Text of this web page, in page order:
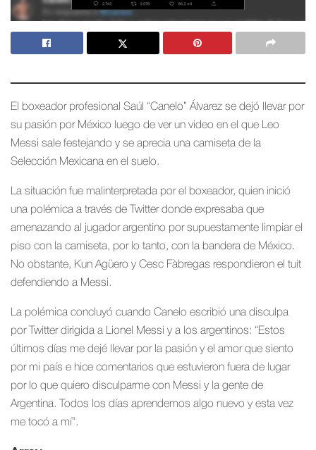
El boxeador profesional Saúl “Canelo” Álvarez se dejó llevar por
su pasión por México luego de ver un video en el que Leo
Messi sale festejando y se aprecia una camiseta de la
Selección Mexicana en el suelo.
La situación fue malinterpretada por el boxeador, quien inició
una polémica a través de Twitter donde expresaba que
amenazando al jugador argentino por supuestamente limpiar el
piso con la camiseta, por lo tanto, con la bandera de México.
No obstante, Kun Agüero y Cesc Fàbregas respondieron el tuit
defendiendo a Messi.
La polémica concluyó cuando Canelo escribió una disculpa
por Twitter dirigida a Lionel Messi y a los argentinos: “Estos
últimos días me dejé llevar por la pasión y el amor que siento
por mi país e hice comentarios que estuvieron fuera de lugar
por lo que quiero disculparme con Messi y la gente de
Argentina. Todos los días aprendemos algo nuevo y esta vez
me tocó a mí”.